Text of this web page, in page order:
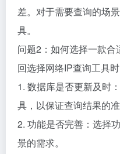
差。对于需要查询的场
具。
问题2：如何选择一款合
回选择网络IP查询工具
1. 数据库是否更新及时
具，以保证查询结果的准
2. 功能是否完善：选择
景的需求。